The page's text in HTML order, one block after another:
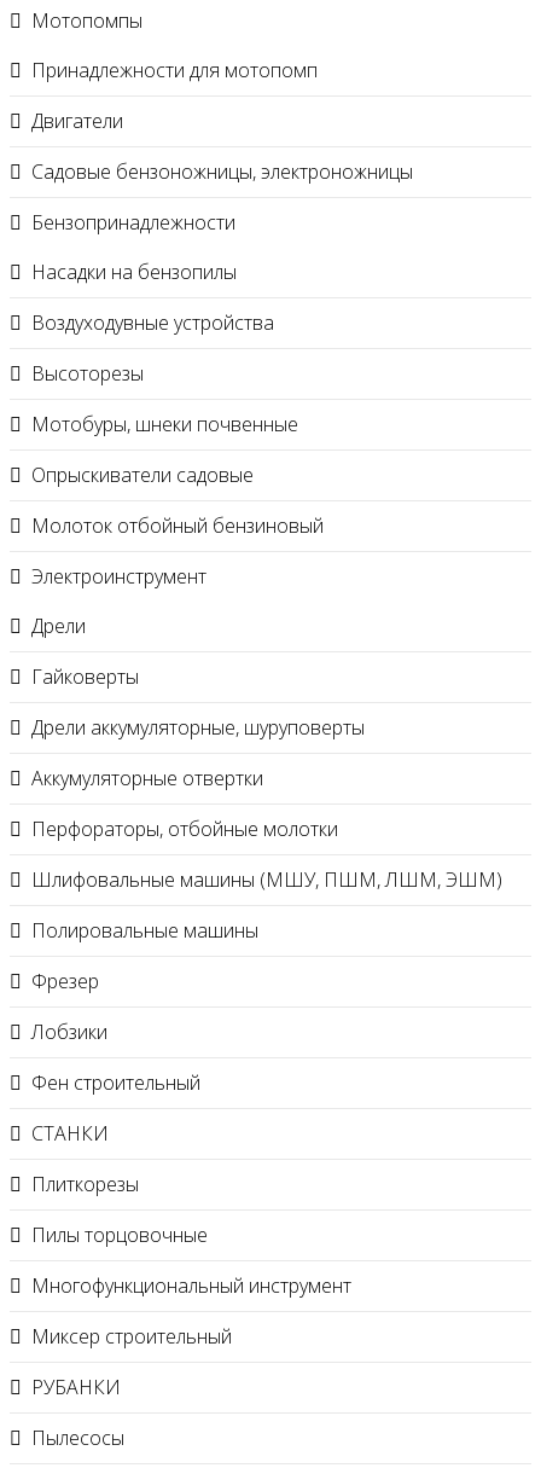
Мотопомпы
Принадлежности для мотопомп
Двигатели
Садовые бензоножницы, электроножницы
Бензопринадлежности
Насадки на бензопилы
Воздуходувные устройства
Высоторезы
Мотобуры, шнеки почвенные
Опрыскиватели садовые
Молоток отбойный бензиновый
Электроинструмент
Дрели
Гайковерты
Дрели аккумуляторные, шуруповерты
Аккумуляторные отвертки
Перфораторы, отбойные молотки
Шлифовальные машины (МШУ, ПШМ, ЛШМ, ЭШМ)
Полировальные машины
Фрезер
Лобзики
Фен строительный
СТАНКИ
Плиткорезы
Пилы торцовочные
Многофункциональный инструмент
Миксер строительный
РУБАНКИ
Пылесосы